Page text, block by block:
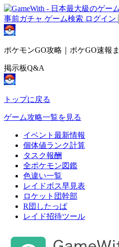
事前ガチャ ゲーム検索 ログイン
ポケモンGO攻略｜ポケGO速報
掲示板Q&A
トップに戻る
ゲーム攻略一覧を見る
イベント最新情報
個体値ランク計算
タスク報酬
全ポケモン図鑑
色違い一覧
レイドボス早見表
ロケット団幹部
R団したっぱ
レイド招待ツール